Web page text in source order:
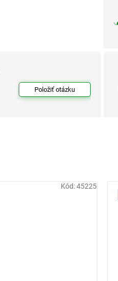
Položiť otázku
Kód:45225